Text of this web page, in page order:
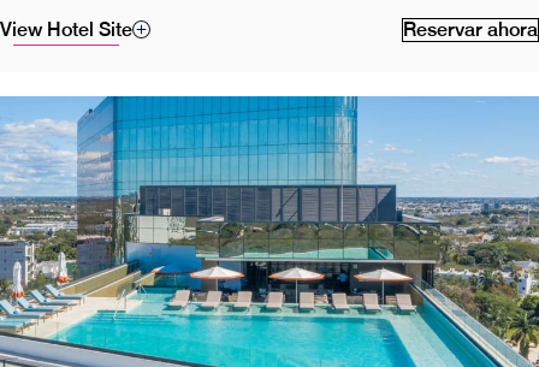
Reservar ahora
View Hotel Site